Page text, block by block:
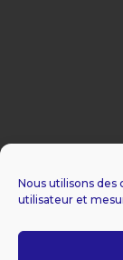
Nous utilisons
utilisateur et